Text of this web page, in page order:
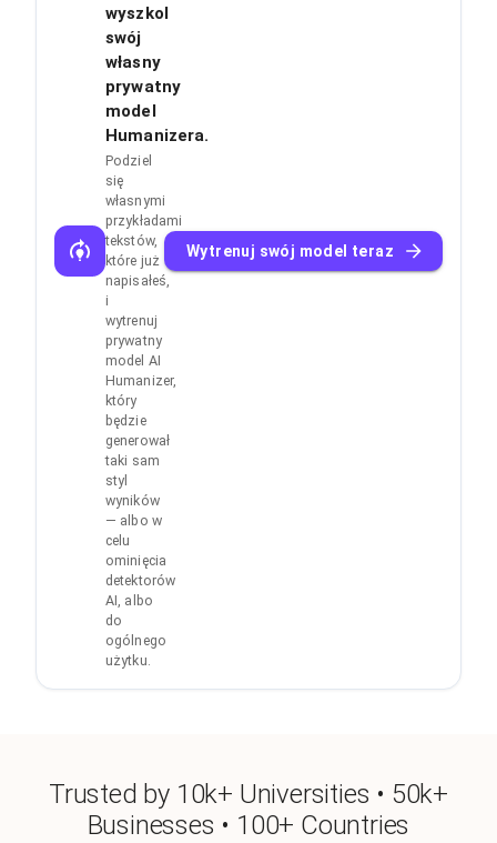
wyszkol
swój
własny
prywatny
model
Humanizera.
Podziel
się
własnymi
przykładami
tekstów,
które już
napisałeś,
i
wytrenuj
prywatny
model AI
Humanizer,
który
będzie
generował
taki sam
styl
wyników
— albo w
celu
ominięcia
detektorów
AI, albo
do
ogólnego
użytku.
Wytrenuj swój model teraz
Trusted by 10k+ Universities • 50k+
Businesses • 100+ Countries